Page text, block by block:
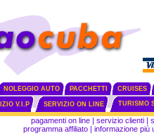
NOLEGGIO AUTO PACCHETTI CRUISES
V.I.P SERVIZIO ON LINE TURISMO
pagamenti on line | servizio clienti |
programma affiliato| informazione più